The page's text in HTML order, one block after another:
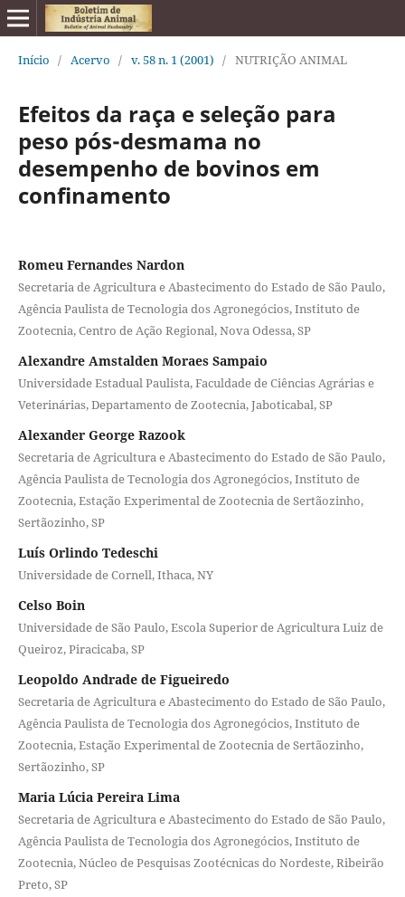
Início / Acervo / v. 58 n. 1 (2001) / NUTRIÇÃO ANIMAL
Efeitos da raça e seleção para
peso pós-desmama no
desempenho de bovinos em
confinamento
Romeu Fernandes Nardon
Secretaria de Agricultura e Abastecimento do Estado de São Paulo,
Agência Paulista de Tecnologia dos Agronegócios, Instituto de
Zootecnia, Centro de Ação Regional, Nova Odessa, SP
Alexandre Amstalden Moraes Sampaio
Universidade Estadual Paulista, Faculdade de Ciências Agrárias e
Veterinárias, Departamento de Zootecnia, Jaboticabal, SP
Alexander George Razook
Secretaria de Agricultura e Abastecimento do Estado de São Paulo,
Agência Paulista de Tecnologia dos Agronegócios, Instituto de
Zootecnia, Estação Experimental de Zootecnia de Sertãozinho,
Sertãozinho, SP
Luís Orlindo Tedeschi
Universidade de Cornell, Ithaca, NY
Celso Boin
Universidade de São Paulo, Escola Superior de Agricultura Luiz de
Queiroz, Piracicaba, SP
Leopoldo Andrade de Figueiredo
Secretaria de Agricultura e Abastecimento do Estado de São Paulo,
Agência Paulista de Tecnologia dos Agronegócios, Instituto de
Zootecnia, Estação Experimental de Zootecnia de Sertãozinho,
Sertãozinho, SP
Maria Lúcia Pereira Lima
Secretaria de Agricultura e Abastecimento do Estado de São Paulo,
Agência Paulista de Tecnologia dos Agronegócios, Instituto de
Zootecnia, Núcleo de Pesquisas Zootécnicas do Nordeste, Ribeirão
Preto, SP